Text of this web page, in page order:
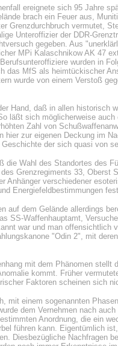
ereignete sich 95 Jahre
brach ein Feuer aus,
Grenzdurchbruch vermutet,
Unteroffizier der DDR-
gegeben. Aus
MPi Kalaschnikow AK 47
wurden in
das MfS als heimtückischer
wurde von einem Verstoß
Hand, daß in allen historisch
läßt sich möglicherweise
Zahl von
hier zur eigenen Deckung im
der sich quasi von
die Wahl des Standortes des
Grenzregiments 33, Oberst
Anhänger verschiedener
Energiefeldbestimmungen
auf dem Gelände allerdings
SS-Waffenhauptamt,
war und man
"Odin 2", mit
mit dem Phänomen
kommt. Früher
Faktoren scheinen sich
mit einem sogenannten
dem Vernehmen nach
Anordnung, die ein
führen kann. Eigentümlich
Diesbezügliche Nachfragen